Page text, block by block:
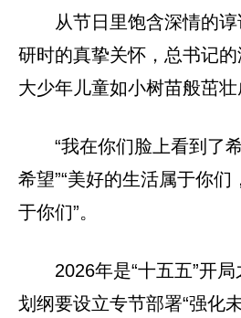
从节日里饱含深情的
研时的真挚关怀，总书记
大少年儿童如小树苗般茁壮
“我在你们脸上看到了
希望”“美好的生活属于你们
于你们”。
2026年是“十五五”开
划纲要设立专节部署“强化